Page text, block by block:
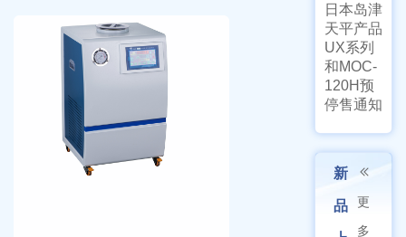
日本岛津
天平产品
UX系列
和MOC-
120H预
停售通知
新
品
更
多